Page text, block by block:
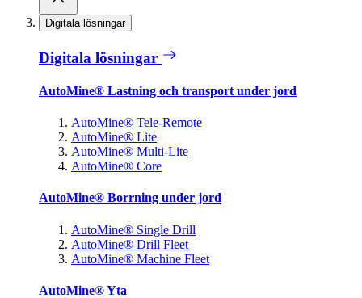
Digitala lösningar
Digitala lösningar
AutoMine® Lastning och transport under jord
AutoMine® Tele-Remote
AutoMine® Lite
AutoMine® Multi-Lite
AutoMine® Core
AutoMine® Borrning under jord
AutoMine® Single Drill
AutoMine® Drill Fleet
AutoMine® Machine Fleet
AutoMine® Yta